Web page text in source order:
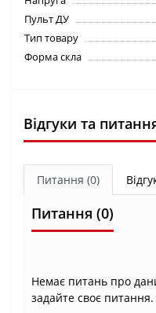
Пульт ДУ
Тип товару
Форма скла
Відгуки та
Питання (0)
Питання (0)
Немає питань про
задайте своє питання.